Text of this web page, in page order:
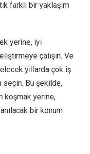
farklı bir yaklaşım
yerine, iyi
çalışın. Ve
yıllarda çok iş
seçin. Bu şekilde,
koşmak yerine,
bir konum